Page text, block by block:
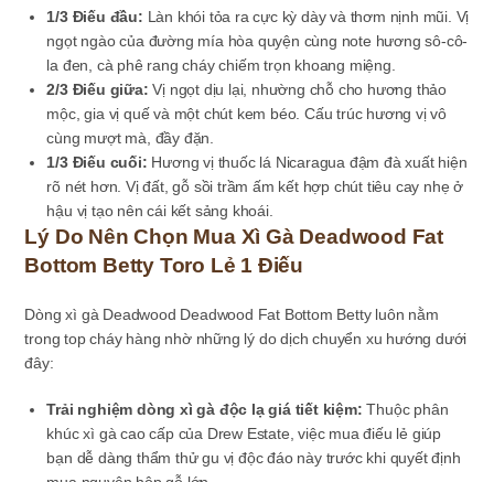
1/3 Điếu đầu: Làn khói tỏa ra cực kỳ dày và thơm nịnh mũi. Vị
ngọt ngào của đường mía hòa quyện cùng note hương sô-cô-
la đen, cà phê rang cháy chiếm trọn khoang miệng.
2/3 Điếu giữa: Vị ngọt dịu lại, nhường chỗ cho hương thảo
mộc, gia vị quế và một chút kem béo. Cấu trúc hương vị vô
cùng mượt mà, đầy đặn.
1/3 Điếu cuối: Hương vị thuốc lá Nicaragua đậm đà xuất hiện
rõ nét hơn. Vị đất, gỗ sồi trầm ấm kết hợp chút tiêu cay nhẹ ở
hậu vị tạo nên cái kết sảng khoái.
Lý Do Nên Chọn Mua Xì Gà Deadwood Fat
Bottom Betty Toro Lẻ 1 Điếu
Dòng xì gà Deadwood Deadwood Fat Bottom Betty luôn nằm
trong top cháy hàng nhờ những lý do dịch chuyển xu hướng dưới
đây:
Trải nghiệm dòng xì gà độc lạ giá tiết kiệm: Thuộc phân
khúc xì gà cao cấp của Drew Estate, việc mua điếu lẻ giúp
bạn dễ dàng thẩm thử gu vị độc đáo này trước khi quyết định